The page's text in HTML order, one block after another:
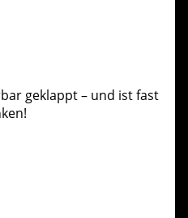
geklappt – und ist fast